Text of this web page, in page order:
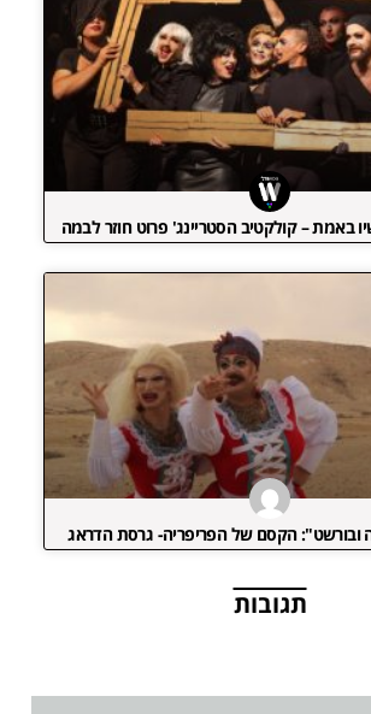
באמת – קולקטיב הסטריינג' פרוט חוזר לבמה
ובורשט": הקסם של הפריפריה- גרסת הדראג
תגובות